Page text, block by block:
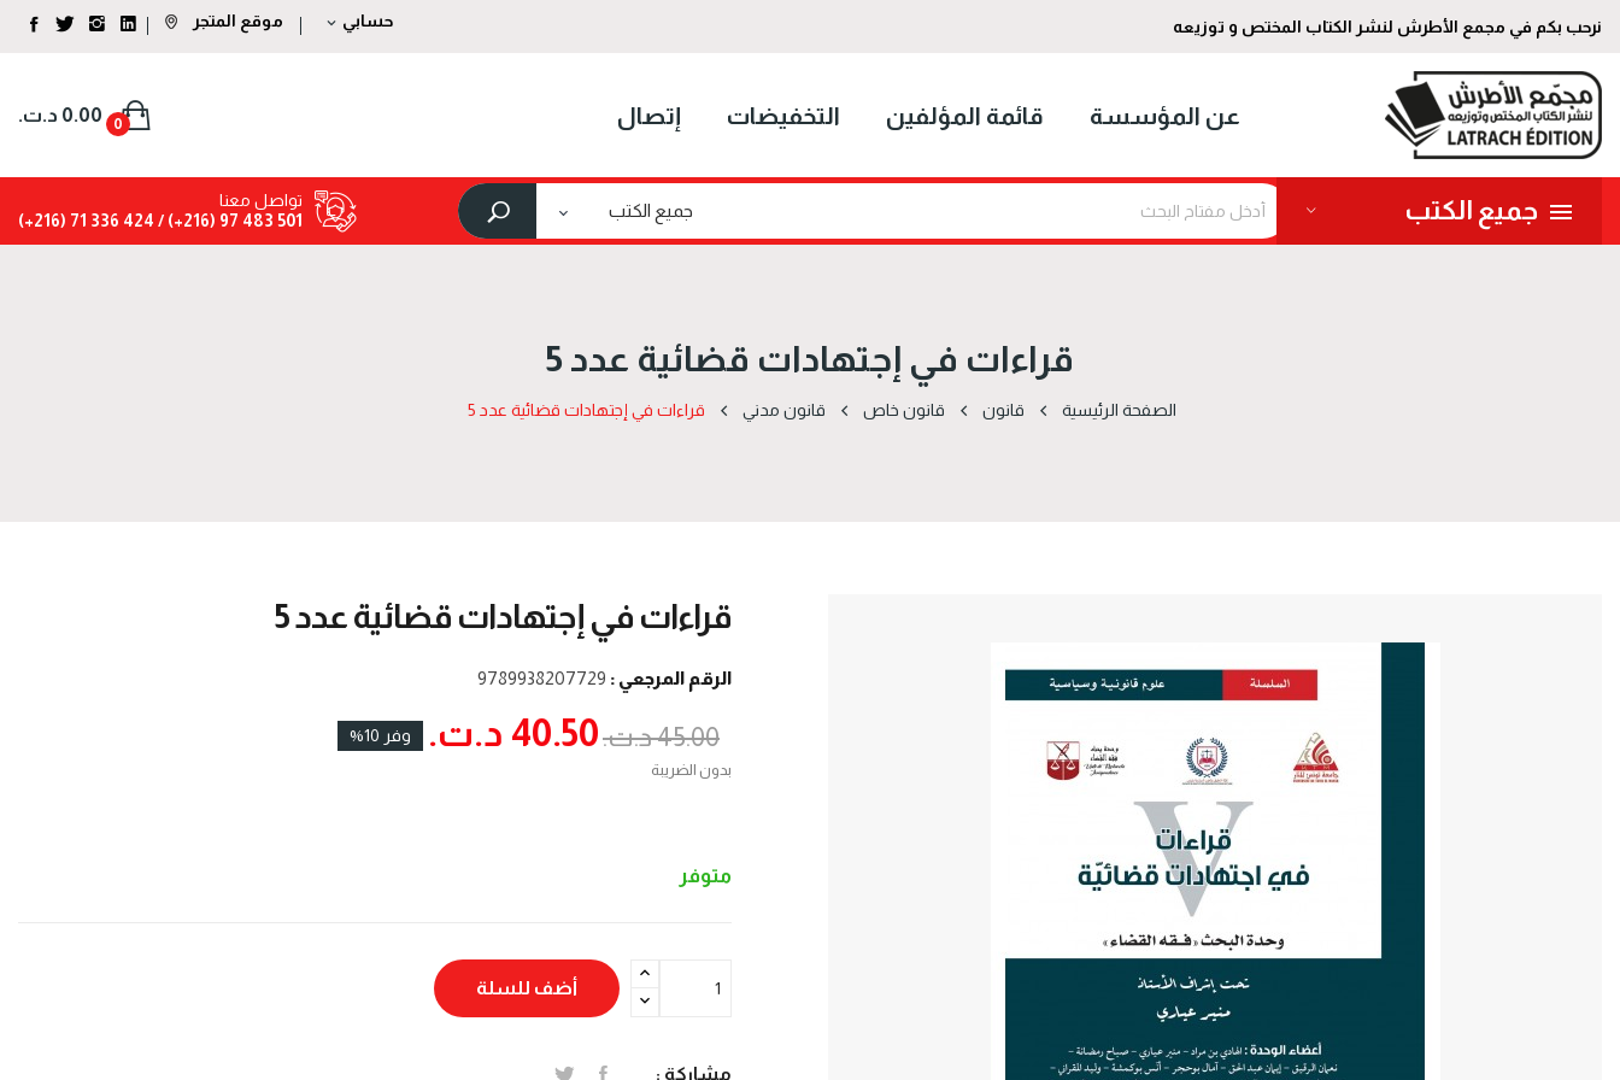
حسابي expand_more موقع المتجر نرحب بكم في مجمع الأطرش لنشر الكتاب المختص و توزيعه
عن المؤسسة قائمة المؤلفين التخفيضات إتصال 0 0.00 د.ت.‏
جميع الكتب
تواصل معنا
501 483 97 (216+) /
424 336 71 (216+)
قراءات في إجتهادات قضائية عدد 5
الصفحة الرئيسية قانون قانون خاص قانون مدني قراءات في إجتهادات قضائية عدد 5
قراءات في إجتهادات قضائية عدد 5
الرقم المرجعي : 9789938207729
45.00 د.ت.‏ 40.50 د.ت.‏ وفر 10%
بدون الضريبة
متوفر
أضف للسلة
مشاركة :